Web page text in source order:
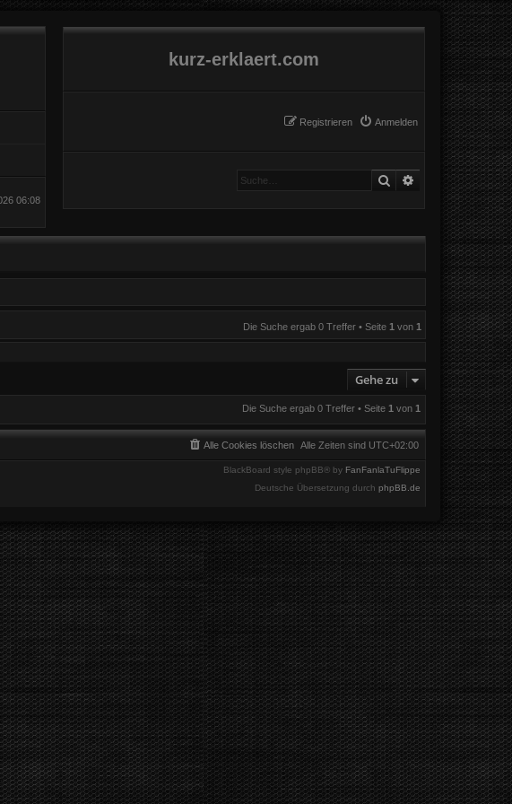
kurz-erklaert.com
Anmelden
Registrieren
Suche Erweiterte Suche
06:08
Die Suche ergab 0 Treffer • Seite 1 von 1
Gehe zu
Die Suche ergab 0 Treffer • Seite 1 von 1
Alle Zeiten sind UTC+02:00
Alle Cookies löschen
BlackBoard style phpBB® by FanFanlaTuFlippe
Deutsche Übersetzung durch phpBB.de